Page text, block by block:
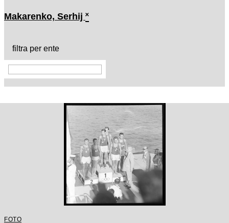
Makarenko, Serhij ˟
filtra per ente
FOTO